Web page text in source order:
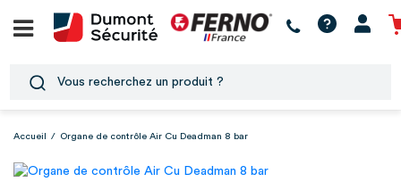
Accueil / Organe de contrôle Air Cu Deadman 8 bar